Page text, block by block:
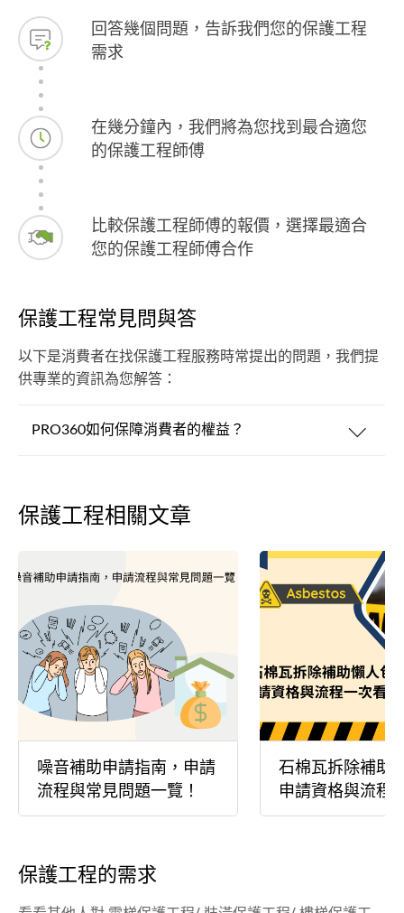
回答幾個問題，告訴我們您的保護工程
需求
在幾分鐘內，我們將為您找到最合適您
的保護工程師傅
比較保護工程師傅的報價，選擇最適合
您的保護工程師傅合作
保護工程常見問與答
以下是消費者在找保護工程服務時常提出的問題，我們提
供專業的資訊為您解答：
PRO360如何保障消費者的權益？
保護工程相關文章
噪音補助申請指南，申請
流程與常見問題一覽！
石棉瓦拆除補助
申請資格與流程
保護工程的需求